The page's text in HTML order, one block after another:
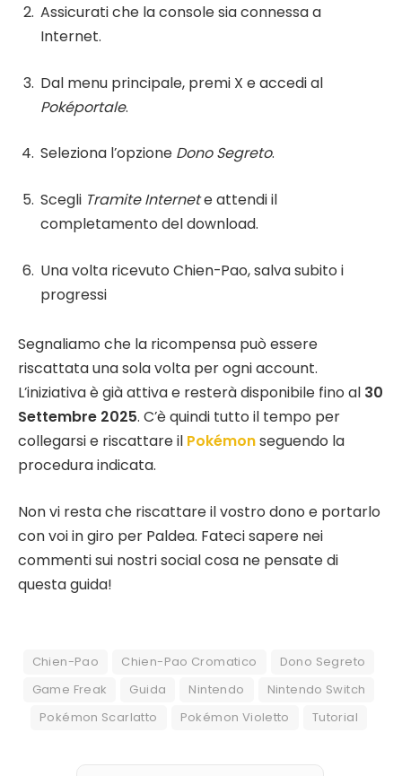
Assicurati che la console sia connessa a
Internet.
Dal menu principale, premi X e accedi al
Poképortale.
Seleziona l’opzione Dono Segreto.
Scegli Tramite Internete attendi il
completamento del download.
Una volta ricevuto Chien-Pao, salva subito i
progressi
Segnaliamo che la ricompensa può essere
riscattata una sola volta per ogni account.
L’iniziativa è già attiva e resterà disponibile fino al 30
Settembre 2025. C’è quindi tutto il tempo per
collegarsi e riscattare il Pokémonseguendo la
procedura indicata.
Non vi resta che riscattare il vostro dono e portarlo
con voi in giro per Paldea. Fateci sapere nei
commenti sui nostri social cosa ne pensate di
questa guida!
Chien-Pao Chien-Pao Cromatico
Dono Segreto
Game Freak
Guida Nintendo
Nintendo Switch
Pokémon Scarlatto
Pokémon Violetto Tutorial